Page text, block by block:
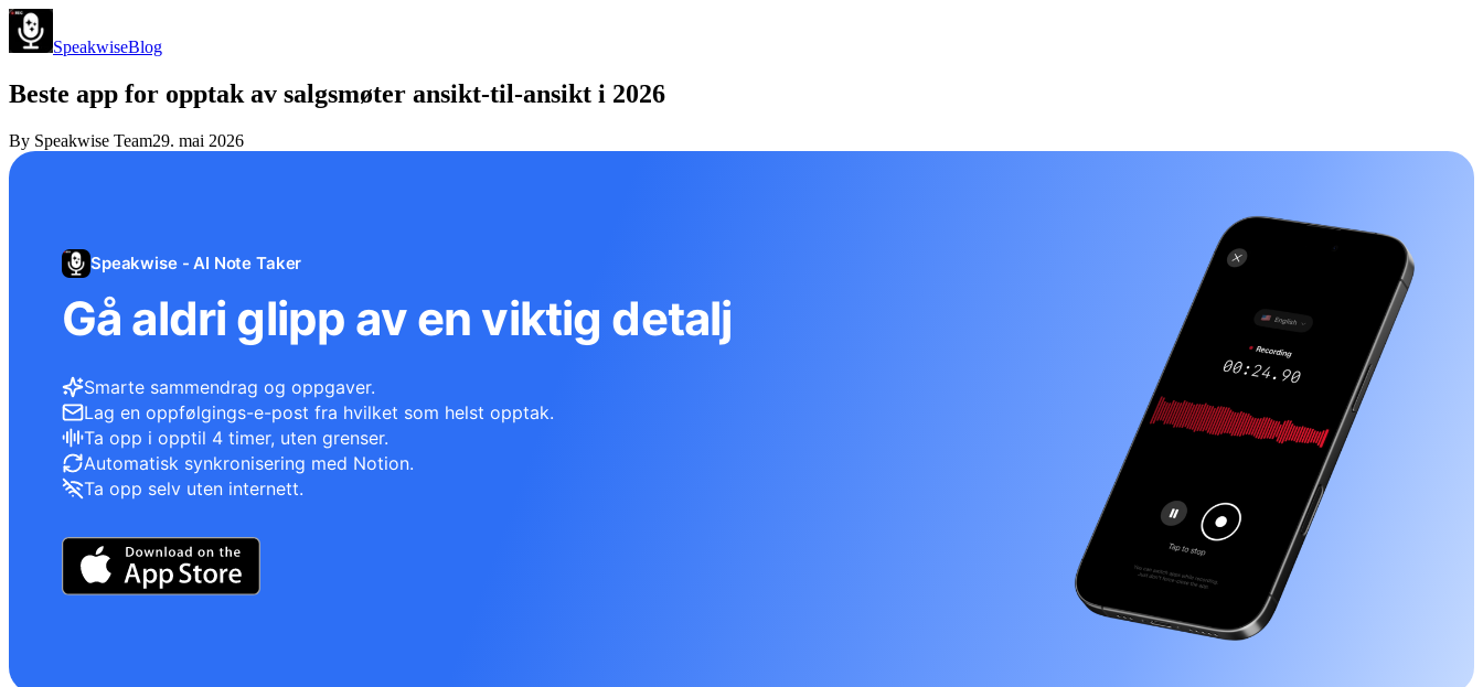
SpeakwiseBlog
Beste app for opptak av salgsmøter ansikt-til-ansikt i 2026
By Speakwise Team29. mai 2026
Speakwise - AI Note Taker
Gå aldri glipp av en viktig detalj
Smarte sammendrag og oppgaver.
Lag en oppfølgings-e-post fra hvilket som helst opptak.
Ta opp i opptil 4 timer, uten grenser.
Automatisk synkronisering med Notion.
Ta opp selv uten internett.